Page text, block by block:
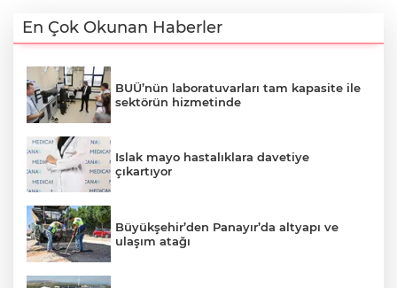
En Çok Okunan Haberler
BUÜ’nün laboratuvarları tam kapasite ile
sektörün hizmetinde
Islak mayo hastalıklara davetiye
çıkartıyor
Büyükşehir’den Panayır’da altyapı ve
ulaşım atağı